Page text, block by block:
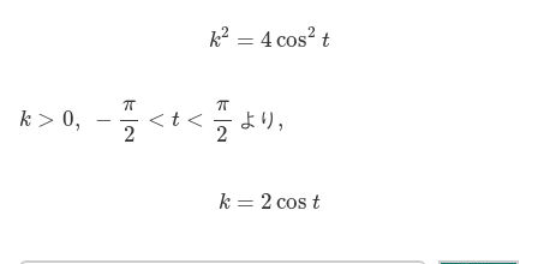
k2 = 4cos2 t
k2 cos 2
k > 0, −
π
2
< t <
π
2
<t<
より ,,
k = 2cos t
2cos